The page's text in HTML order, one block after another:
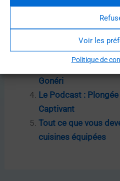
Voir les
Politique de
Cuisine sur Mesure :
Pâte à Sucre : L’Art
Gâteaux
Cuisiniste Liège :
Gonéri
Le Podcast :
Captivant
Tout ce que vous
cuisines équipées